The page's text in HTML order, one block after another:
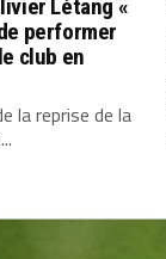
Létang «
performer
club en
la reprise de la